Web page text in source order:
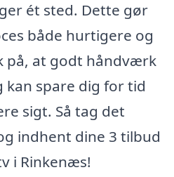
ét sted. Dette gør
både hurtigere og
på, at godt håndværk
kan spare dig for tid
sigt. Så tag det
indhent dine 3 tilbud
i Rinkenæs!